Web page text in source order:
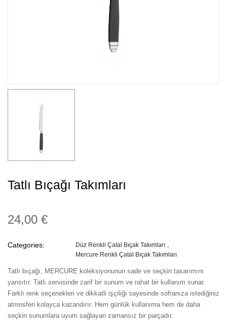
Tatlı Bıçağı Takımları
24,00 €
Categories:
Düz Renkli Çatal Bıçak Takımları
Mercure Renkli Çatal Bıçak Takımları
Tatlı bıçağı, MERCURE koleksiyonunun sade ve seçkin tasarımını
yansıtır. Tatlı servisinde zarif bir sunum ve rahat bir kullanım sunar.
Farklı renk seçenekleri ve dikkatli işçiliği sayesinde sofranıza istediğiniz
atmosferi kolayca kazandırır. Hem günlük kullanıma hem de daha
seçkin sunumlara uyum sağlayan zamansız bir parçadır.